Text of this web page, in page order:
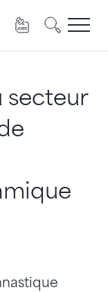
sur ce site.
secteur